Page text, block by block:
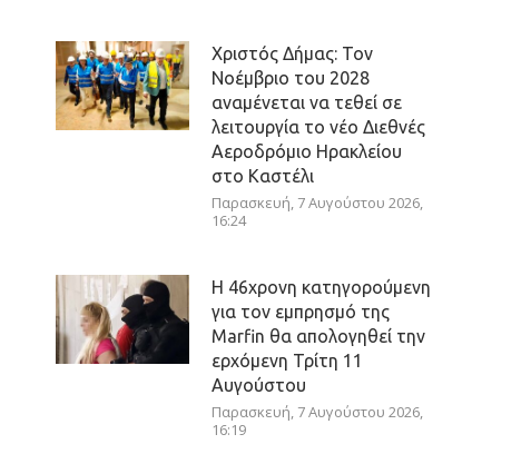
Χριστός Δήμας: Τον
Νοέμβριο του 2028
αναμένεται να τεθεί σε
λειτουργία το νέο Διεθνές
Αεροδρόμιο Ηρακλείου
στο Καστέλι
Παρασκευή, 7 Αυγούστου 2026,
16:24
Η 46χρονη κατηγορούμενη
για τον εμπρησμό της
Marfin θα απολογηθεί την
ερχόμενη Τρίτη 11
Αυγούστου
Παρασκευή, 7 Αυγούστου 2026,
16:19